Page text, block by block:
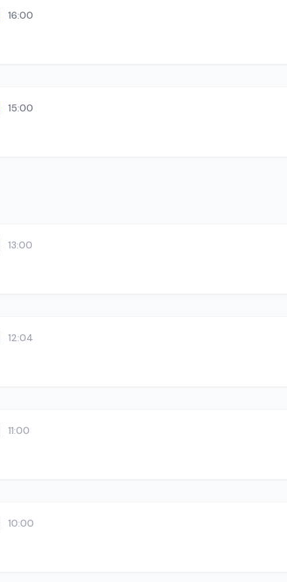
16:00
15:00
13:00
12:04
11:00
10:00